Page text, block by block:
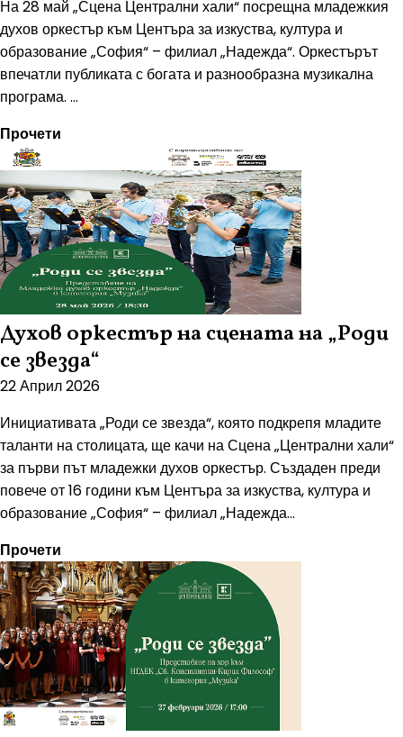
На 28 май „Сцена Централни хали“ посрещна младежкия
духов оркестър към Центъра за изкуства, култура и
образование „София“ – филиал „Надежда“. Оркестърът
впечатли публиката с богата и разнообразна музикална
програма. ...
Прочети
Духов оркестър на сцената на „Роди
се звезда“
22 Април 2026
Инициативата „Роди се звезда“, която подкрепя младите
таланти на столицата, ще качи на Сцена „Централни хали“
за първи път младежки духов оркестър. Създаден преди
повече от 16 години към Центъра за изкуства, култура и
образование „София“ – филиал „Надежда...
Прочети